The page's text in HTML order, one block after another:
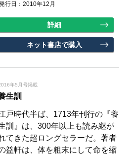
行日：2010年12月
詳細
ネット書店で購入
年5月号掲載
生訓
戸時代半ば、1713年刊行の『養
訓』は、300年以上も読み継が
てきた超ロングセラーだ。著者
益軒は、体を粗末にして命を縮